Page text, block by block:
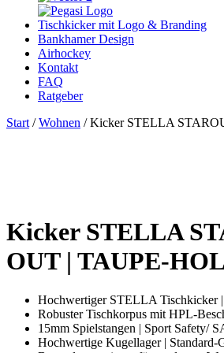
Tischkicker mit Logo & Branding
Bankhamer Design
Airhockey
Kontakt
FAQ
Ratgeber
Start /Wohnen / Kicker STELLA
Kicker STELLA
OUT | TAUPE-
Hochwertiger STELLA Tischkicker
Robuster Tischkorpus mit HPL-
15mm Spielstangen | Sport Safety/
Hochwertige Kugellager |